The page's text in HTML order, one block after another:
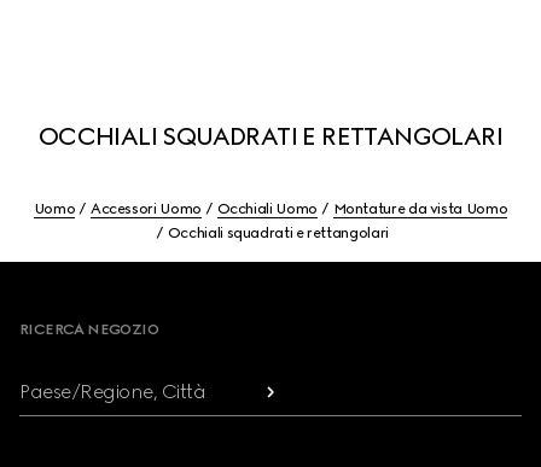
OCCHIALI SQUADRATI E RETTANGOLARI
Uomo Accessori Uomo Occhiali Uomo
Montature da vista Uomo
Occhiali squadrati e rettangolari
RICERCA NEGOZIO
Paese/Regione, Città